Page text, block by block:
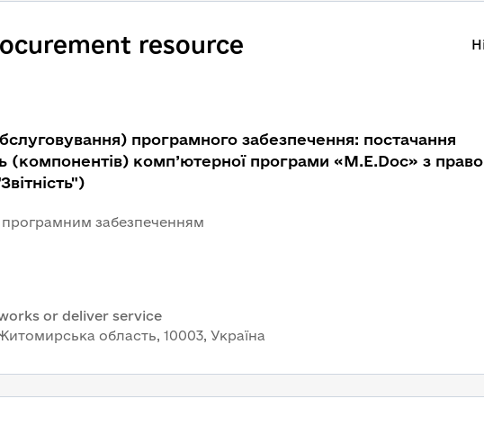
resource
програмного забезпечення: постачання
(компонентів) комп’ютерної програми «М.Е.Dос» з
програмним забезпеченням
or deliver service
область, 10003, Україна